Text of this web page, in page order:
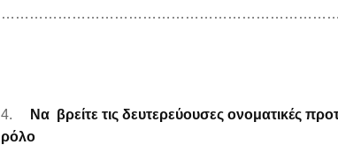
4.
Να βρείτε τις δευτερεύουσες ονοματικές
ρόλο